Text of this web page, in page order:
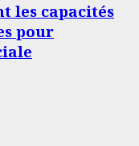
les capacités
pour